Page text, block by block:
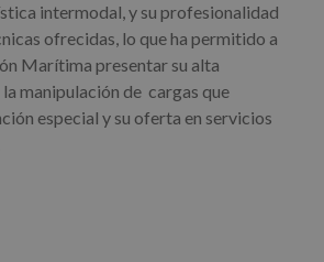
intermodal, y su profesionalidad
ofrecidas, lo que ha permitido a
Marítima presentar su alta
manipulación de cargas que
especial y su oferta en servicios